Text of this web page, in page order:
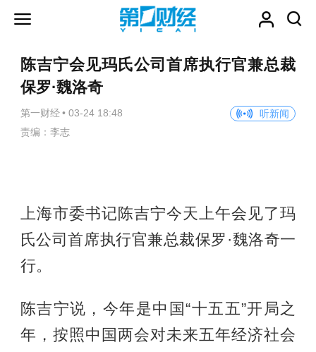
陈吉宁会见玛氏公司首席执行官兼总裁
保罗·魏洛奇
第一财经 • 03-24 18:48
听新闻
责编：李志
上海市委书记陈吉宁今天上午会见了玛
氏公司首席执行官兼总裁保罗·魏洛奇一
行。
陈吉宁说，今年是中国“十五五”开局之
年，按照中国两会对未来五年经济社会